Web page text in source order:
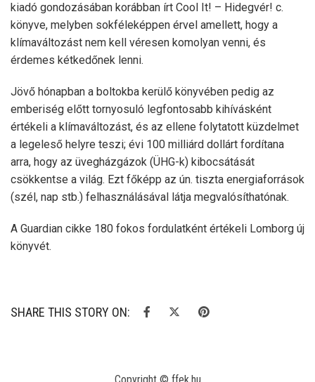
kiadó gondozásában korábban írt Cool It! – Hidegvér! c.
könyve, melyben sokféleképpen érvel amellett, hogy a
klímaváltozást nem kell véresen komolyan venni, és
érdemes kétkedőnek lenni.
Jövő hónapban a boltokba kerülő könyvében pedig az
emberiség előtt tornyosuló legfontosabb kihívásként
értékeli a klímaváltozást, és az ellene folytatott küzdelmet
a legeleső helyre teszi; évi 100 milliárd dollárt fordítana
arra, hogy az üvegházgázok (ÜHG-k) kibocsátását
csökkentse a világ. Ezt főképp az ún. tiszta energiaforrások
(szél, nap stb.) felhasználásával látja megvalósíthatónak.
A Guardian cikke 180 fokos fordulatként értékeli Lomborg új
könyvét.
SHARE THIS STORY ON: